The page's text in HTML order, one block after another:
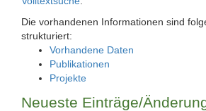
Die vorhandenen Informationen sind
strukturiert:
Vorhandene Daten
Publikationen
Projekte
Neueste Einträge/